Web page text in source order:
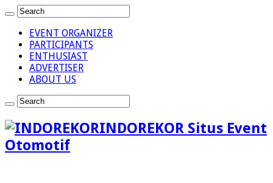
EVENT ORGANIZER
PARTICIPANTS
ENTHUSIAST
ADVERTISER
ABOUT US
INDOREKOR Situs Event
Otomotif